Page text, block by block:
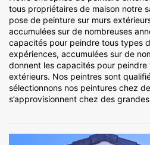
tous propriétaires de maison notre
pose de peinture sur murs
accumulées sur de nombreuses
capacités pour peindre tous types
expériences, accumulées sur de
donnent les capacités pour
extérieurs. Nos peintres sont
sélectionnons nos peintures chez
s’approvisionnent chez des